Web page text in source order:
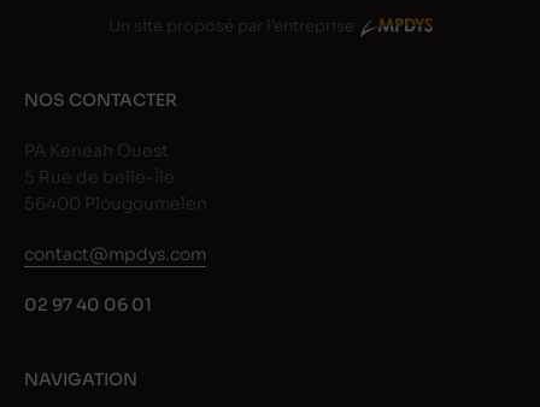
Un site proposé par l'entreprise
NOS CONTACTER
PA Keneah Ouest
5 Rue de belle-Île
56400 Plougoumelen
contact@mpdys.com
02 97 40 06 01
NAVIGATION